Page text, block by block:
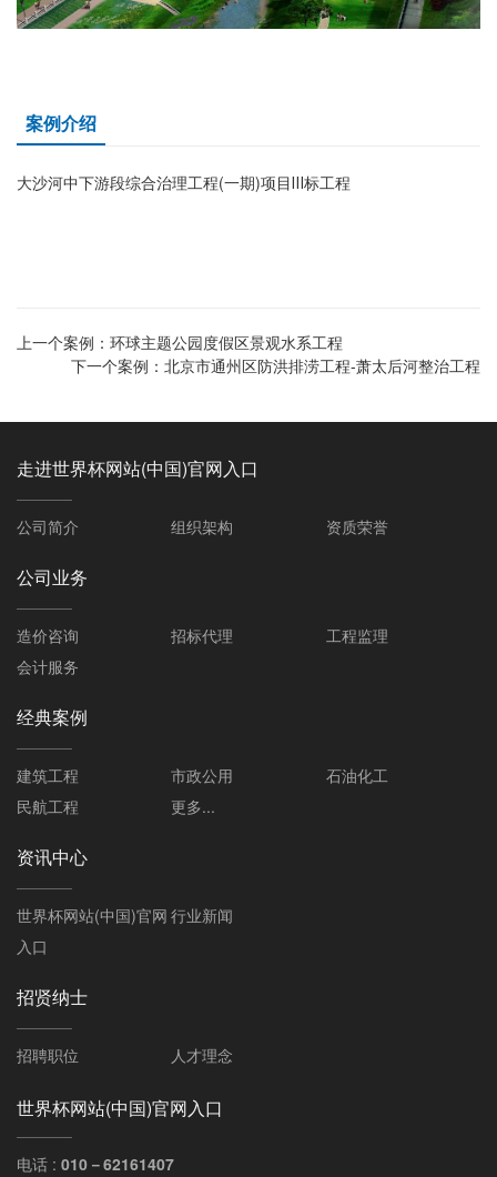
案例介绍
大沙河中下游段综合治理工程(一期)项目Ⅲ标工程
上一个案例： 环球主题公园度假区景观水系工程
下一个案例： 北京市通州区防洪排涝工程-萧太后河整治工程
走进世界杯网站(中国)官网入口
公司简介 组织架构 资质荣誉
公司业务
造价咨询 招标代理
工程监理
会计服务
经典案例
建筑工程 市政公用
石油化工
民航工程
更多...
资讯中心
世界杯网站(中国)官网
入口
行业新闻
招贤纳士
招聘职位 人才理念
世界杯网站(中国)官网入口
电话 : 010－62161407